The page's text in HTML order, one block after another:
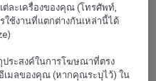
ละเครื่องของคุณ (โทรศัพท์,
ใช้งานที่แตกต่างกันเหล่านี้ได้
ระสงค์ในการโฆษณาที่ตรง
เมลของคุณ (หากคุณระบุไว้) ใน